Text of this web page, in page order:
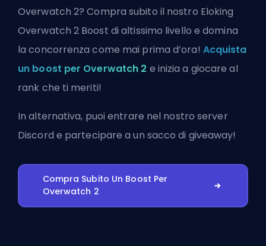
Overwatch 2? Compra subito il nostro Eloking
Overwatch 2 Boost di altissimo livello e domina
la concorrenza come mai prima d’ora! Acquista
un boost per Overwatch 2 e inizia a giocare al
rank che ti meriti!
In alternativa, puoientrare nel nostro server
Discord e partecipare a un sacco di giveaway!
Compra Subito Un Boost Per
Overwatch 2